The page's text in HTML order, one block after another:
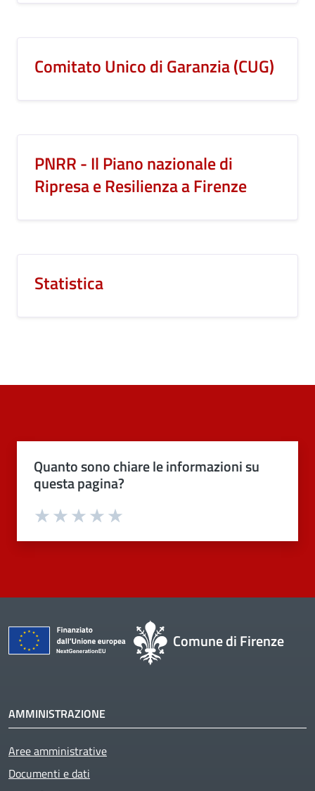
Comitato Unico di Garanzia (CUG)
PNRR - Il Piano nazionale di
Ripresa e Resilienza a Firenze
Statistica
Quanto sono chiare le informazioni su
questa pagina?
Valuta 4 stelle su 5
Valuta 3 stelle su 5
Valuta 2 stelle su 5
Valuta 1 stelle su 5
Comune di Firenze
AMMINISTRAZIONE
Aree amministrative
Documenti e dati